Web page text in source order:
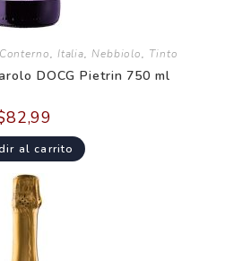
, Italia, Nebbiolo, Tinto
DOCG Pietrin 750 ml
82,99
al carrito